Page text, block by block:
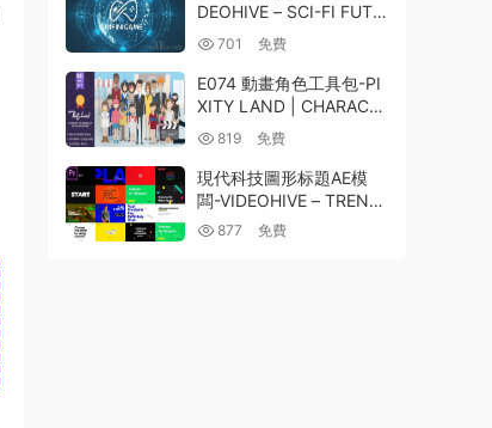
DEOHIVE – SCI-FI FUTU
RISTIC INTRO – 270218
92
701 免費
E074 動畫角色工具包-PI
XITY LAND | CHARACT
ER ANIMATION EXPLAI
NER TOOLKIT
819 免費
現代科技圖形标題AE模
闆-VIDEOHIVE – TRENDI
K MODERN TITLES PRE
877 免費